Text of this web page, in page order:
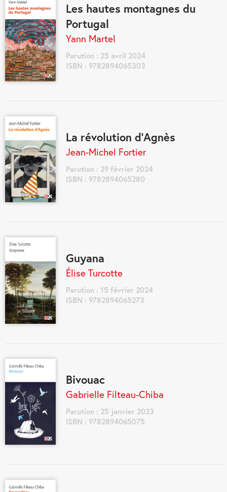
Les hautes montagnes du
Portugal
Yann Martel
Parution : 25 avril 2024
ISBN : 9782894065303
La révolution d'Agnès
Jean-Michel Fortier
Parution : 29 février 2024
ISBN : 9782894065280
Guyana
Élise Turcotte
Parution : 15 février 2024
ISBN : 9782894065273
Bivouac
Gabrielle Filteau-Chiba
Parution : 25 janvier 2023
ISBN : 9782894065075